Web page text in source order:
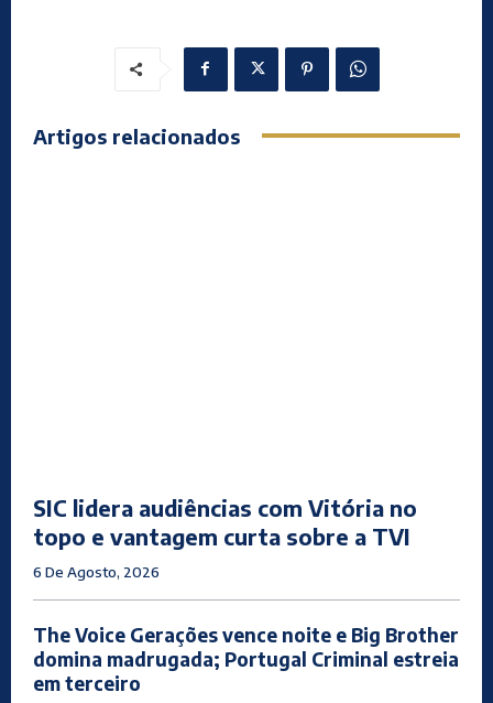
Artigos relacionados
SIC lidera audiências com Vitória no
topo e vantagem curta sobre a TVI
6 De Agosto, 2026
The Voice Gerações vence noite e Big Brother
domina madrugada; Portugal Criminal estreia
em terceiro